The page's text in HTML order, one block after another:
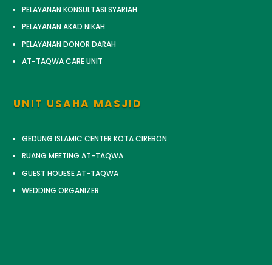
PELAYANAN KONSULTASI SYARIAH
PELAYANAN AKAD NIKAH
PELAYANAN DONOR DARAH
AT-TAQWA CARE UNIT
UNIT USAHA MASJID
GEDUNG ISLAMIC CENTER KOTA CIREBON
RUANG MEETING AT-TAQWA
GUEST HOUESE AT-TAQWA
WEDDING ORGANIZER